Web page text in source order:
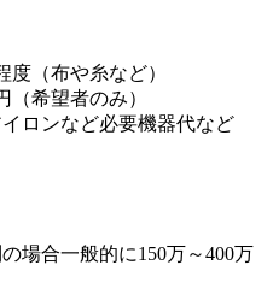
度（布や糸など）
（希望者のみ）
ロンなど必要機器代など
場合一般的に150万～400万